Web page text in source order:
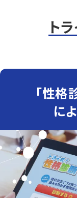
ト
「性格
に